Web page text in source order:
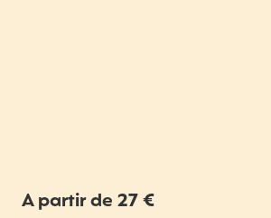
A partir de 27 €